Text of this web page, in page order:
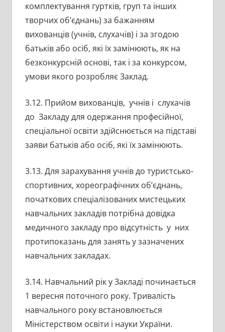
комплектування гуртків, груп та інших
творчих об’єднань) за бажанням
вихованців (учнів, слухачів) і за згодою
батьків або осіб, які їх замінюють, як на
безконкурсній основі, так і за конкурсом,
умови якого розробляє Заклад.
3.12. Прийом вихованців, учнів і слухачів
до Закладу для одержання професійної,
спеціальної освіти здійснюється на підставі
заяви батьків або осіб, які їх замінюють.
3.13. Для зарахування учнів до туристсько-
спортивних, хореографічних об’єднань,
початкових спеціалізованих мистецьких
навчальних закладів потрібна довідка
медичного закладу про відсутність у них
протипоказань для занять у зазначених
навчальних закладах.
3.14. Навчальний рік у Закладі починається
1 вересня поточного року. Тривалість
навчального року встановлюється
Міністерством освіти і науки України.